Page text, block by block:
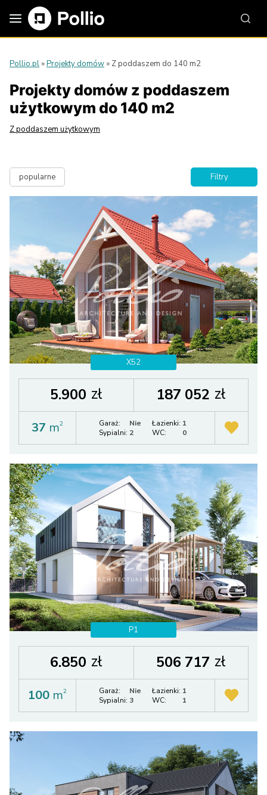
Pollio.pl »Projekty domów » Z poddaszem do 140 m2
Projekty domów z poddaszem
użytkowym do 140 m2
Z poddaszem użytkowym
popularne Filtry
X52
5.900 zł 187 052 zł
37 m2 Garaż:
Nie
Sypialni: 2
Łazienki: 1
WC:
0
P1
6.850 zł 506 717 zł
100 m2 Garaż:
Nie
Sypialni: 3
Łazienki: 1
WC:
1